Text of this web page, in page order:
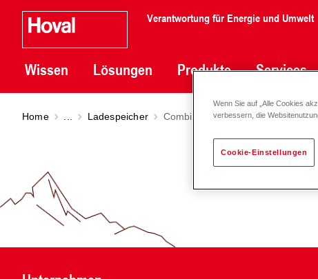
Verantwortung für Energie und Umwelt
Wissen Lösungen Produkte Services
Home Ladespeicher CombiVal E (300-2000)
Wenn Sie auf „Alle Cookies
verbessern, die
Cookie-Einstellungen